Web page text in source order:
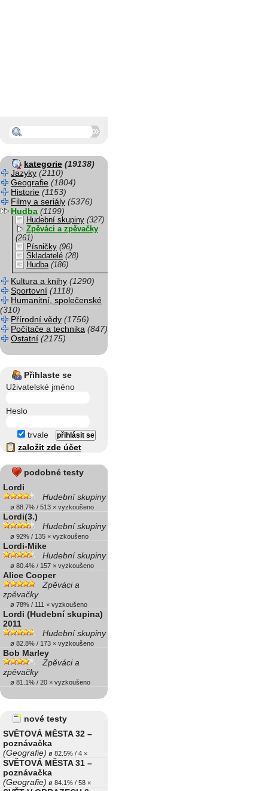
kategorie (19138)
Jazyky (2110)
Geografie (1804)
Historie (1153)
Filmy a seriály (5376)
Hudba (1199)
Hudební skupiny (327)
Zpěváci a zpěvačky
(261)
Písničky (96)
Skladatelé (28)
Hudba (186)
Kultura a knihy (1290)
Sportovní (1118)
Humanitní, společenské
(310)
Přírodní vědy (1756)
Počítače a technika (847)
Ostatní (2175)
Přihlaste se
Uživatelské jméno
Heslo
trvale
založit zde účet
podobné testy
Lordi
Hudební skupiny
ø 88.7% / 513 × vyzkoušeno
Lordi(3.)
Hudební skupiny
ø 92% / 135 × vyzkoušeno
Lordi-Mike
Hudební skupiny
ø 80.4% / 157 × vyzkoušeno
Alice Cooper
Zpěváci a
zpěvačky
ø 78% / 111 × vyzkoušeno
Lordi (Hudební skupina)
2011
Hudební skupiny
ø 82.8% / 173 × vyzkoušeno
Bob Marley
Zpěváci a
zpěvačky
ø 81.1% / 20 × vyzkoušeno
nové testy
SVĚTOVÁ MĚSTA 32 –
poznávačka
(Geografie) ø 82.5% / 4 ×
SVĚTOVÁ MĚSTA 31 –
poznávačka
(Geografie) ø 84.1% / 58 ×